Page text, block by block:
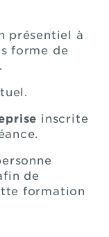
présentiel à
forme de
inscrite
de
formation